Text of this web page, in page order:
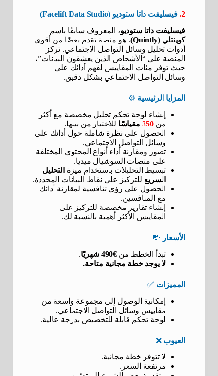
2. فيسليفت داتا ستوديو (Facelift Data Studio)
فيسليفت داتا ستوديو، المعروف سابقًا باسم
كوينتلي (Quintly)
، هو منصة تقدم بعضًا من أقوى
أدوات تحليل وسائل التواصل الاجتماعي. تركز
المنصة على “الأشخاص الذين يعشقون البيانات”،
حيث توفر مئات المقاييس لفهم أدائك على
وسائل التواصل الاجتماعي بشكل دقيق.
المزايا الرئيسية ⚙️
إنشاء لوحة تحكم تحليل مخصصة مع أكثر
من 350مقياسًا للاختيار من بينها.
الحصول على نظرة شاملة حول أدائك على
وسائل التواصل الاجتماعي.
تصور ومقارنة أداء أنواع المحتوى المختلفة
على منصات السوشيال ميديا.
تبسيط التحليلات باستخدام ميزة التحليل
السريع للتركيز على نقاط البيانات المحددة.
الحصول على رؤى تنافسية لمقارنة أدائك
مع المنافسين.
إنشاء تقارير مخصصة للتركيز على
المقاييس الأكثر أهمية بالنسبة لك.
الأسعار 💸
تبدأ الخطط من €490 شهريًا
.
لا يوجد خطة مجانية متاحة.
المميزات ✅
إمكانية الوصول إلى مجموعة واسعة من
مقاييس وسائل التواصل الاجتماعي.
لوحة تحكم قابلة للتخصيص بدرجة عالية.
العيوب ❌
لا تتوفر خطة مجانية.
مرتفعة السعر.